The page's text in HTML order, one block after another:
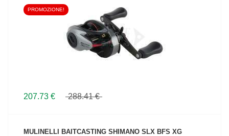
VEDI IL PRODOTTO
PROMOZIONE!
207.73 € 288.41 €
MULINELLI BAITCASTING SHIMANO SLX BFS XG